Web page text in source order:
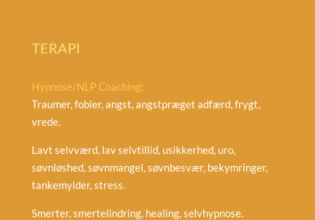
TERAPI
Hypnose/NLP Coaching:
Traumer, fobier, angst, angstpræget adfærd, frygt,
vrede.
Lavt selvværd, lav selvtillid, usikkerhed, uro,
søvnløshed, søvnmangel, søvnbesvær, bekymringer,
tankemylder, stress.
Smerter, smertelindring, healing, selvhypnose.